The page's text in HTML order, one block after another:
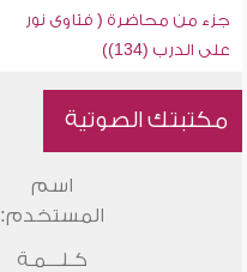
جزء من محاضرة ( فتاوى نور
على الدرب (134))
مكتبتك الصوتية
اسم
المستخدم:
كـلـــمـة